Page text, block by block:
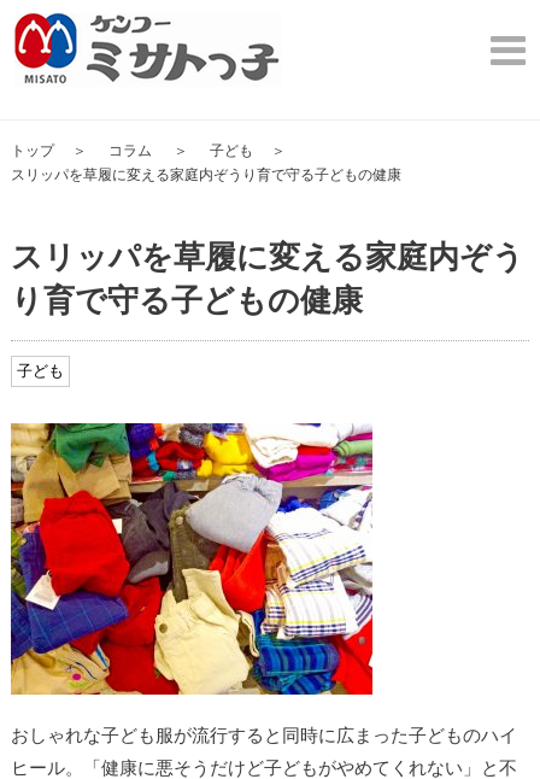
トップ コラム
子ども
スリッパを草履に変える家庭内ぞうり育で守る子どもの健康
スリッパを草履に変える家庭内ぞう
り育で守る子どもの健康
子ども
おしゃれな子ども服が流行すると同時に広まった子どものハイ
ヒール。「健康に悪そうだけど子どもがやめてくれない」と不